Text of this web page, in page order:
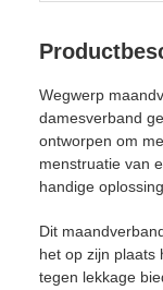
Wegwerp
damesverband
ontworpen om
menstruatie van
handige
Dit
het op zijn plaats
tegen lekkage